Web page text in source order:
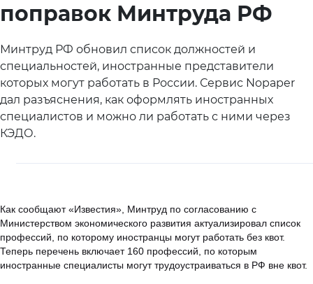
поправок Минтруда РФ
Минтруд РФ обновил список должностей и
специальностей, иностранные представители
которых могут работать в России. Сервис Nopaper
дал разъяснения, как оформлять иностранных
специалистов и можно ли работать с ними через
КЭДО.
Как сообщают «Известия», Минтруд по согласованию с
Министерством экономического развития актуализировал список
профессий, по которому иностранцы могут работать без квот.
Теперь перечень включает 160 профессий, по которым
иностранные специалисты могут трудоустраиваться в РФ вне квот.